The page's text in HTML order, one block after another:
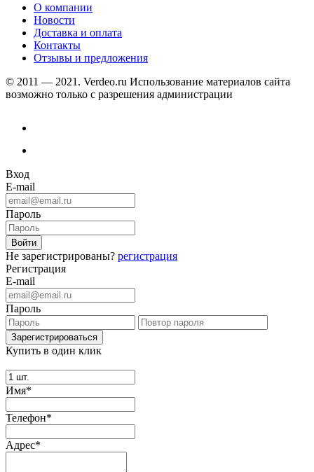
О компании
Новости
Доставка и оплата
Контакты
Отзывы и предложения
© 2011 — 2021. Verdeo.ru Использование материалов сайта
возможно только с разрешения администрации
Вход
E-mail
Пароль
Не зарегистрированы? регистрация
Регистрация
E-mail
Пароль
Купить в один клик
Имя*
Телефон*
Адрес*